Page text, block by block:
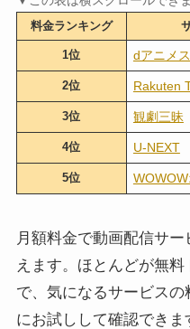
料金ランキング
1位 dアニメ
2位 Rakuten
3位 観劇三昧
4位 U-NEXT
5位
月額料金で動画配信サ
えます。ほとんどが無
で、気になるサービス
にお試しして確認できま